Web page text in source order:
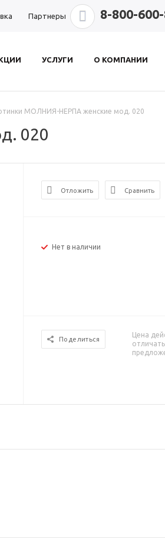
Партнеры 8-800-
УСЛУГИ О КОМПАНИИ
МОЛНИЯ-НЕРПА женские мод. 020
020
Отложить Сравнить
Нет в наличии
Поделиться
Цена